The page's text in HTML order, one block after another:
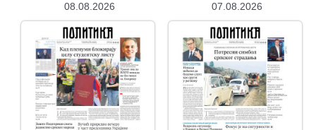
08.08.2026
07.08.2026